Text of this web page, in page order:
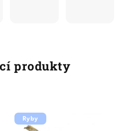
produkty
Ryby